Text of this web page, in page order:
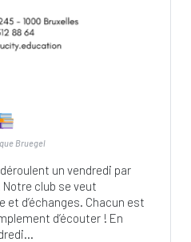
Bruegel
un vendredi par
Notre club se veut
et d’échanges. Chacun est
d’écouter ! En